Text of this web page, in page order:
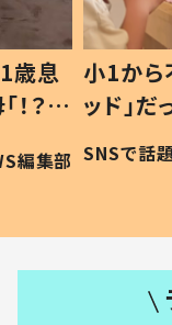
歳息
？」
編集部
小1から
ッド」
作り続
#令和の
SNSで話